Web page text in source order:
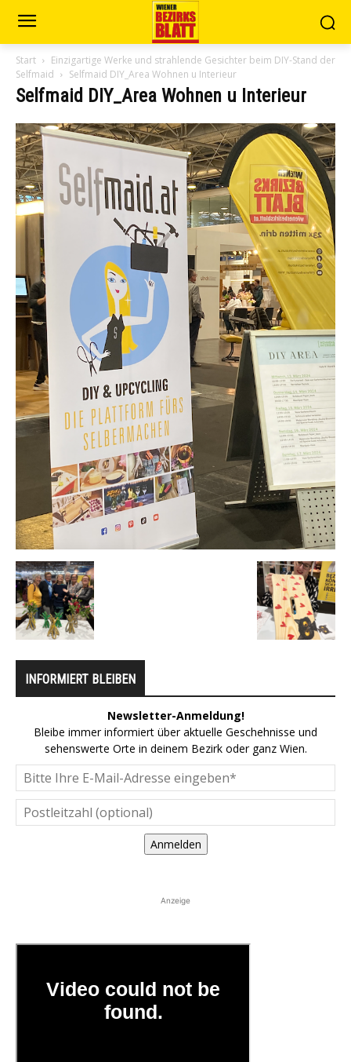
Start
Einzigartige Werke und strahlende Gesichter beim DIY-Stand der
Selfmaid
Selfmaid DIY_Area Wohnen u Interieur
Selfmaid DIY_Area Wohnen u Interieur
INFORMIERT BLEIBEN
Newsletter-Anmeldung!
Bleibe immer informiert über aktuelle Geschehnisse und
sehenswerte Orte in deinem Bezirk oder ganz Wien.
Anmelden
Anzeige